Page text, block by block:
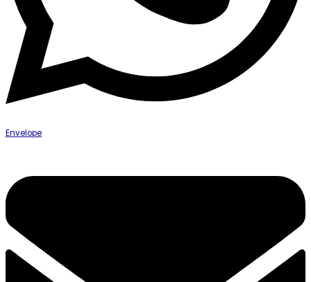
Envelope